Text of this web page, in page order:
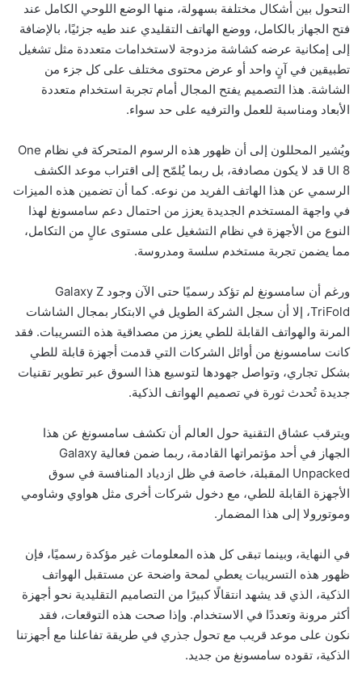
التحول بين أشكال مختلفة بسهولة، منها الوضع اللوحي الكامل عند
فتح الجهاز بالكامل، ووضع الهاتف التقليدي عند طيه جزئيًا، بالإضافة
إلى إمكانية عرضه كشاشة مزدوجة لاستخدامات متعددة مثل تشغيل
تطبيقين في آنٍ واحد أو عرض محتوى مختلف على كل جزء من
الشاشة. هذا التصميم يفتح المجال أمام تجربة استخدام متعددة
الأبعاد ومناسبة للعمل والترفيه على حد سواء.
ويُشير المحللون إلى أن ظهور هذه الرسوم المتحركة في نظام One
UI 8 قد لا يكون مصادفة، بل ربما يُلمّح إلى اقتراب موعد الكشف
الرسمي عن هذا الهاتف الفريد من نوعه. كما أن تضمين هذه الميزات
في واجهة المستخدم الجديدة يعزز من احتمال دعم سامسونغ لهذا
النوع من الأجهزة في نظام التشغيل على مستوى عالٍ من التكامل،
مما يضمن تجربة مستخدم سلسة ومدروسة.
ورغم أن سامسونغ لم تؤكد رسميًا حتى الآن وجود Galaxy Z
TriFold، إلا أن سجل الشركة الطويل في الابتكار بمجال الشاشات
المرنة والهواتف القابلة للطي يعزز من مصداقية هذه التسريبات. فقد
كانت سامسونغ من أوائل الشركات التي قدمت أجهزة قابلة للطي
بشكل تجاري، وتواصل جهودها لتوسيع هذا السوق عبر تطوير تقنيات
جديدة تُحدث ثورة في تصميم الهواتف الذكية.
ويترقب عشاق التقنية حول العالم أن تكشف سامسونغ عن هذا
الجهاز في أحد مؤتمراتها القادمة، ربما ضمن فعالية Galaxy
Unpacked المقبلة، خاصة في ظل ازدياد المنافسة في سوق
الأجهزة القابلة للطي، مع دخول شركات أخرى مثل هواوي وشاومي
وموتورولا إلى هذا المضمار.
في النهاية، وبينما تبقى كل هذه المعلومات غير مؤكدة رسميًا، فإن
ظهور هذه التسريبات يعطي لمحة واضحة عن مستقبل الهواتف
الذكية، الذي قد يشهد انتقالًا كبيرًا من التصاميم التقليدية نحو أجهزة
أكثر مرونة وتعددًا في الاستخدام. وإذا صحت هذه التوقعات، فقد
نكون على موعد قريب مع تحول جذري في طريقة تفاعلنا مع أجهزتنا
الذكية، تقوده سامسونغ من جديد.